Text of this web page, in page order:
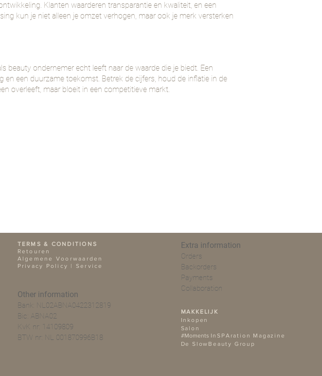
Klanten waarderen transparantie en kwaliteit, en een
kun je niet alleen je omzet verhogen, maar ook je merk versterken
beauty ondernemer echt leeft naar de waarde die je biedt. Een
een duurzame toekomst. Betrek de cijfers, houd de inflatie in de
overleeft, maar bloeit in een competitieve markt.
TERMS & CONDITIONS
Retouren
Algemene Voorwaarden
Privacy Policy | Service
Other information
Bank: NL02ABNA0422312819
Bic: ABNA02
KvK nr: 14109809
BTW nr: NL 001870996B18
Extra information
Orders
Backorders
Payments
Collaboration
MAKKELIJK
Inkopen
Salon
#Moments InSPAration Magazine
De SlowBeauty Group